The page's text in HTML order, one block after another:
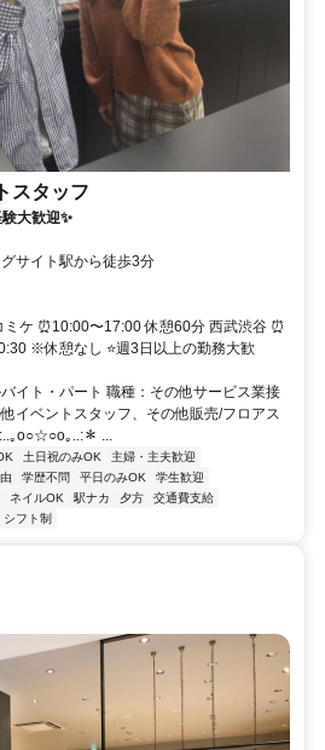
スタッフ
大歓迎✨
サイト駅から徒歩3分
ケ ⏰10:00〜17:00 休憩60分 西武渋谷 ⏰
※休憩なし ⭐週3日以上の勤務大歓
イト・パート 職種：その他サービス業接
イベントスタッフ、その他販売/フロアス
｡o○☆○o｡..:＊ ...
土日祝のみOK
主婦・主夫歓迎
学歴不問 平日のみOK
学生歓迎
ネイルOK 駅ナカ 夕方
交通費支給
シフト制